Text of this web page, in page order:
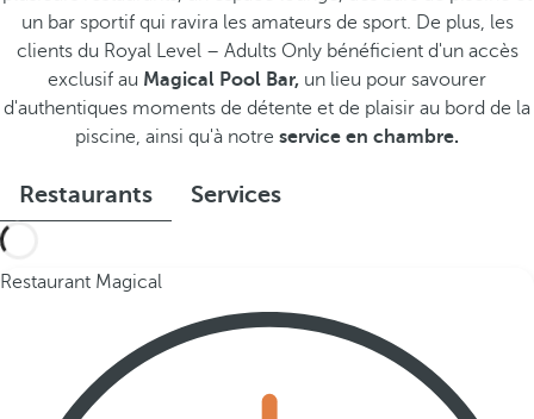
un bar sportif qui ravira les amateurs de sport. De plus, les
clients du Royal Level – Adults Only bénéficient d'un accès
exclusif au Magical Pool Bar, un lieu pour savourer
d'authentiques moments de détente et de plaisir au bord de la
piscine, ainsi qu'à notre service en chambre.
Restaurants Services
Restaurant Magical